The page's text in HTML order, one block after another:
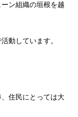
ン組織の垣根を越
動しています。
住民にとっては大